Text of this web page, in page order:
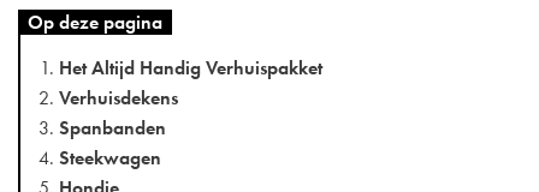
Op deze pagina
Het Altijd Handig Verhuispakket
Verhuisdekens
Spanbanden
Steekwagen